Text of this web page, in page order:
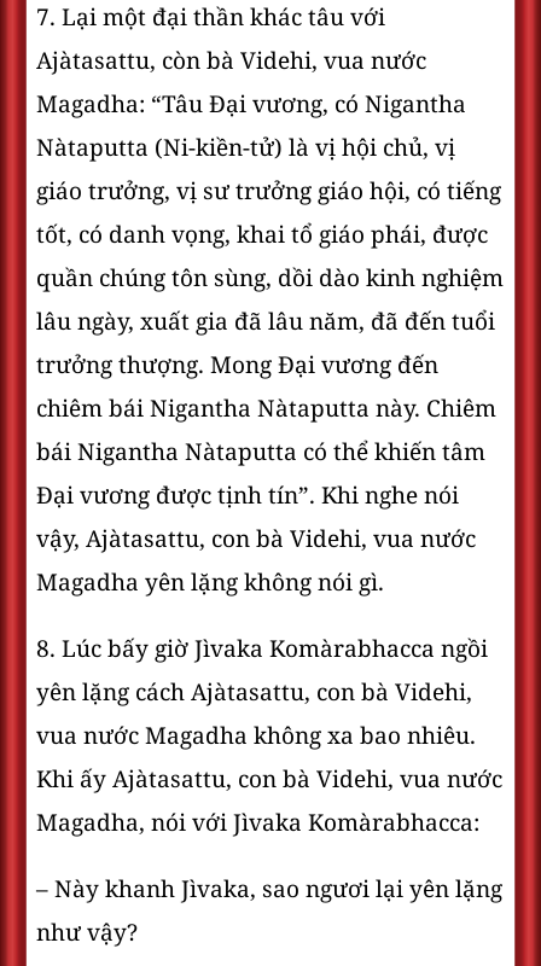
7. Lại một đại thần khác tâu với
Ajàtasattu, còn bà Videhi, vua nước
Magadha: “Tâu Ðại vương, có Nigantha
Nàtaputta (Ni-kiền-tử) là vị hội chủ, vị
giáo trưởng, vị sư trưởng giáo hội, có tiếng
tốt, có danh vọng, khai tổ giáo phái, được
quần chúng tôn sùng, dồi dào kinh nghiệm
lâu ngày, xuất gia đã lâu năm, đã đến tuổi
trưởng thượng. Mong Ðại vương đến
chiêm bái Nigantha Nàtaputta này. Chiêm
bái Nigantha Nàtaputta có thể khiến tâm
Ðại vương được tịnh tín”. Khi nghe nói
vậy, Ajàtasattu, con bà Videhi, vua nước
Magadha yên lặng không nói gì.
8. Lúc bấy giờ Jìvaka Komàrabhacca ngồi
yên lặng cách Ajàtasattu, con bà Videhi,
vua nước Magadha không xa bao nhiêu.
Khi ấy Ajàtasattu, con bà Videhi, vua nước
Magadha, nói với Jìvaka Komàrabhacca:
– Này khanh Jìvaka, sao ngươi lại yên lặng
như vậy?